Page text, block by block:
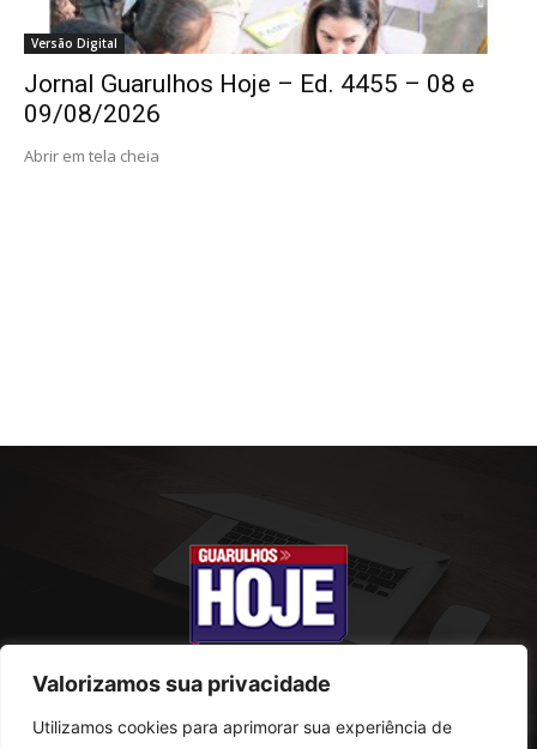
Valorizamos sua privacidade
Utilizamos cookies para aprimorar sua experiência de
Versão Digital
Jornal Guarulhos Hoje – Ed. 4455 – 08 e
09/08/2026
Abrir em tela cheia
SOBRE NÓS